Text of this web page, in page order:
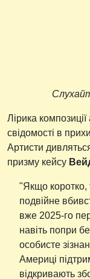
Лірика
свідомості в
Артисти
призму кейсу
"Якщо коротко,
подвійне
вже 2025-го
навіть попри
особисте
Америці
відкривають